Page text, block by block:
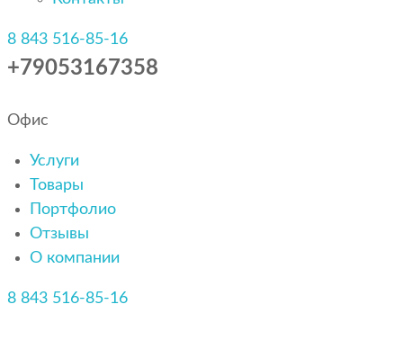
8 843 516-85-16
+79053167358
Офис
Услуги
Товары
Портфолио
Отзывы
О компании
8 843 516-85-16